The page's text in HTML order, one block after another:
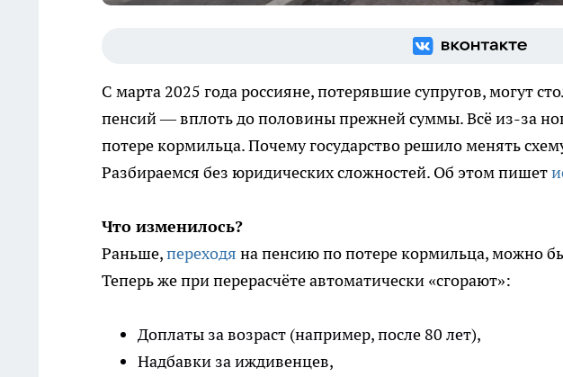
С марта 2025 года россияне, потерявшие супругов, могут
пенсий — вплоть до половины прежней суммы. Всё из-за
потере кормильца. Почему государство решило менять
Разбираемся без юридических сложностей. Об этом пишет
Что изменилось?
Раньше,переходя на пенсию по потере кормильца, можно
Теперь же при перерасчёте автоматически «сгорают»:
Доплаты за возраст (например, после 80 лет),
Надбавки за иждивенцев,